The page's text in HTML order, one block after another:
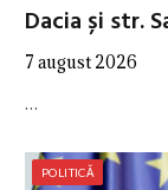
Dacia și str.
7 august 2026
…
POLITICĂ